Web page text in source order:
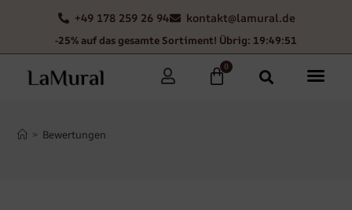
+49 178 259 26 94 kontakt@lamural.de
-25% auf das gesamte Sortiment! Übrig: 19:49:49
0
> Bewertungen